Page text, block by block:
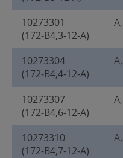
10273301
(172-B4,3-12-A)
10273304
(172-B4,4-12-A)
10273307
(172-B4,6-12-A)
10273310
(172-B4,7-12-A)